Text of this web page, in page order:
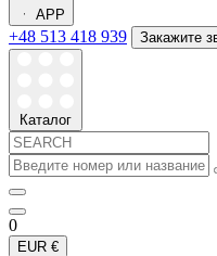
APP
+48 513 418 939 Закажите
Каталог
0
EUR €